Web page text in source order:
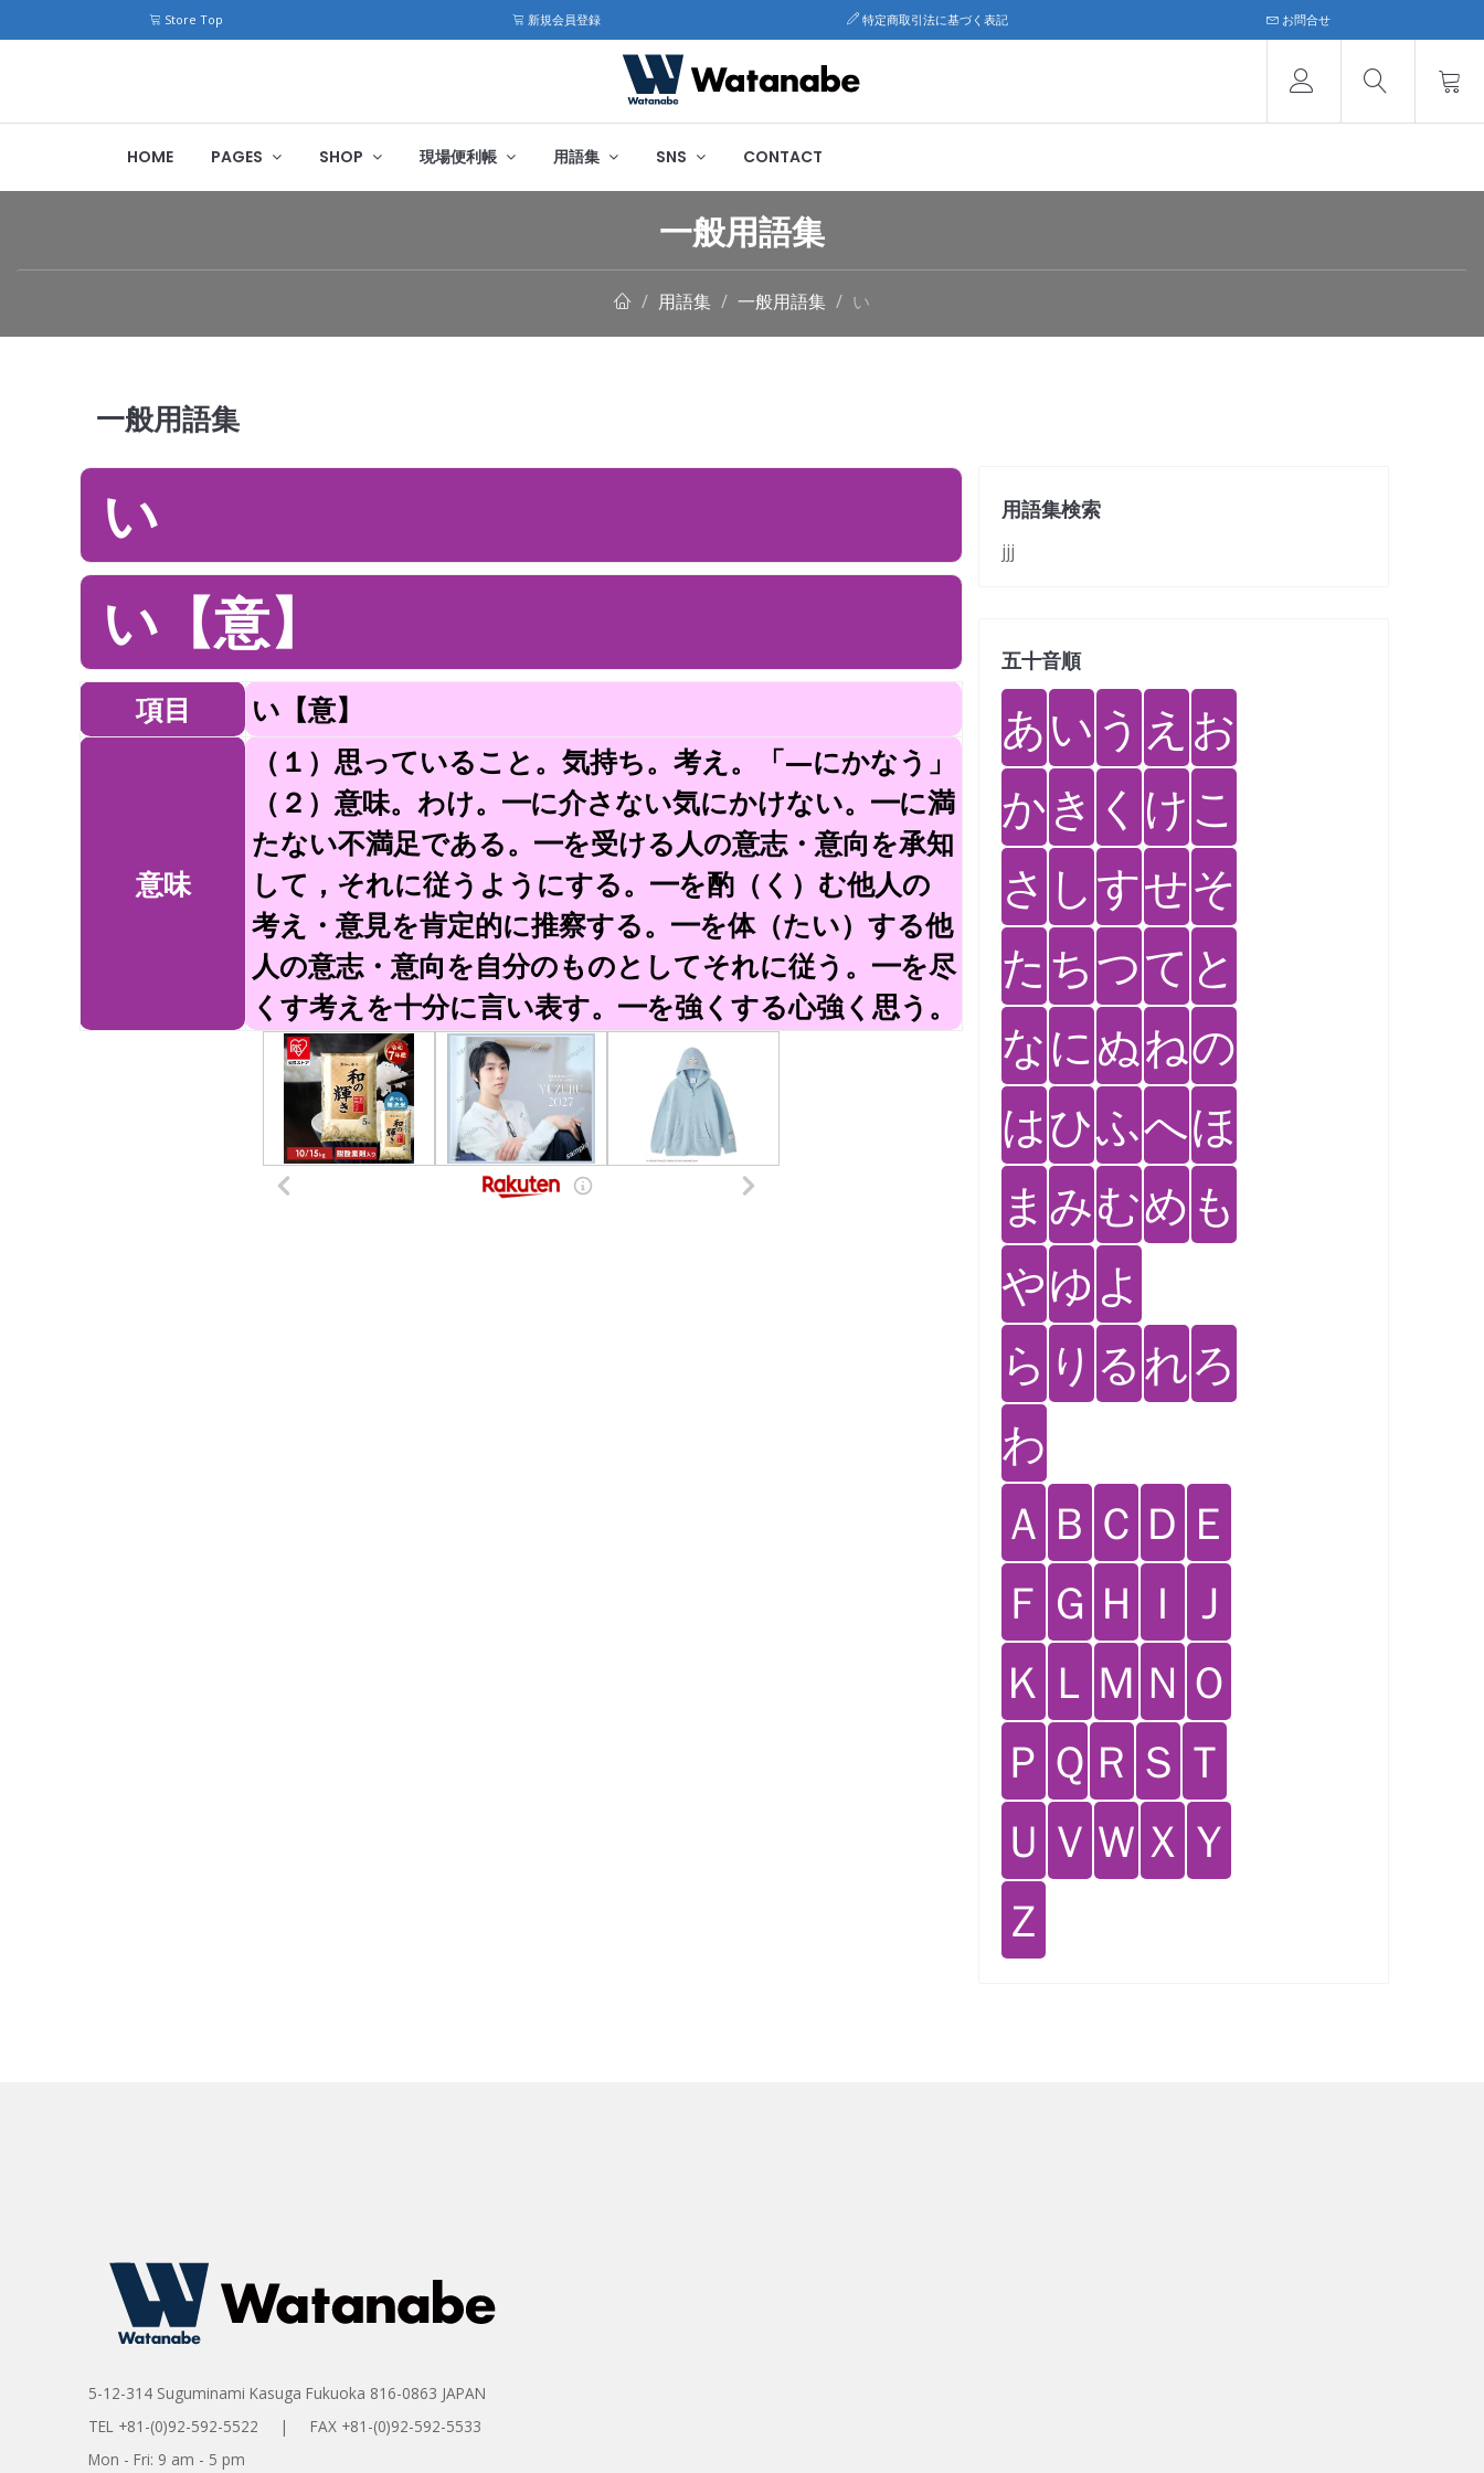
Store Top 新規会員登録 特定商取引法に基づく表記 お問合せ
HOME PAGES SHOP 現場便利帳 用語集 SNS CONTACT
一般用語集
用語集 一般用語集 い
一般用語集
い
い【意】
項目 い【意】
意味
（１）思っていること。気持ち。考え。「—にかなう」
（２）意味。わけ。━に介さない気にかけない。━に満
たない不満足である。━を受ける人の意志・意向を承知
して，それに従うようにする。━を酌（く）む他人の
考え・意見を肯定的に推察する。━を体（たい）する他
人の意志・意向を自分のものとしてそれに従う。━を尽
くす考えを十分に言い表す。━を強くする心強く思う。
用語集検索
jjj
五十音順
あい う え お
かき く けこ
さ しすせそ
た ちつて と
なにぬねの
はひふへほ
ま みむめ も
やゆ よ
ら り るれろ
わ
Ａ Ｂ Ｃ Ｄ Ｅ
Ｆ Ｇ Ｈ Ｉ Ｊ
Ｋ Ｌ Ｍ Ｎ Ｏ
Ｐ Ｑ Ｒ Ｓ Ｔ
Ｕ Ｖ Ｗ Ｘ Ｙ
Ｚ
5-12-314 Suguminami Kasuga Fukuoka 816-0863 JAPAN
TEL +81-(0)92-592-5522 | FAX +81-(0)92-592-5533
Mon - Fri: 9 am - 5 pm